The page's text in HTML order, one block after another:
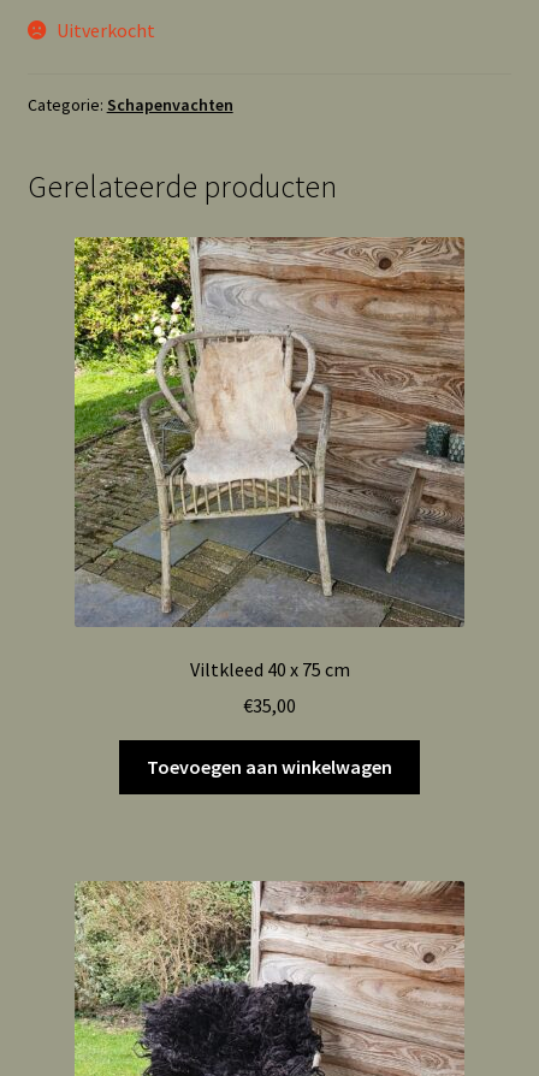
Uitverkocht
Categorie: Schapenvachten
Gerelateerde producten
Viltkleed 40 x 75 cm
€35,00
Toevoegen aan winkelwagen